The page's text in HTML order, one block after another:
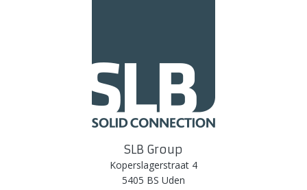
SLB Group
Koperslagerstraat 4
5405 BS Uden